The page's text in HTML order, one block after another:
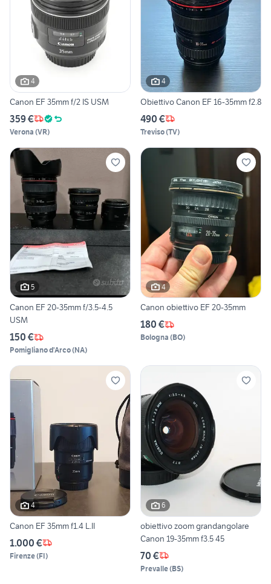
4
Canon EF 35mm f/2 IS USM
359 €
Verona (VR)
4
Obiettivo Canon EF 16-35mm f2.8
490 €
Treviso(TV)
5
Canon EF 20-35mm f/3.5-4.5
USM
150 €
Pomigliano d'Arco(NA)
4
Canon obiettivo EF 20-35mm
180 €
Bologna (BO)
4
Canon EF 35mm f1.4 L.II
1.000 €
Firenze(FI)
6
obiettivo zoom grandangolare
Canon 19-35mm f3.5 45
70 €
Prevalle(BS)